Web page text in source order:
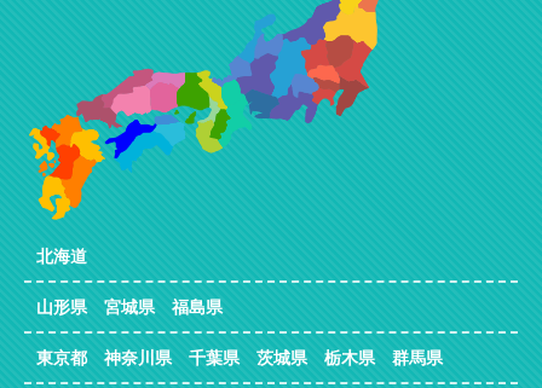
北海道
山形県 宮城県 福島県
東京都 神奈川県 千葉県 茨城県 栃木県 群馬県